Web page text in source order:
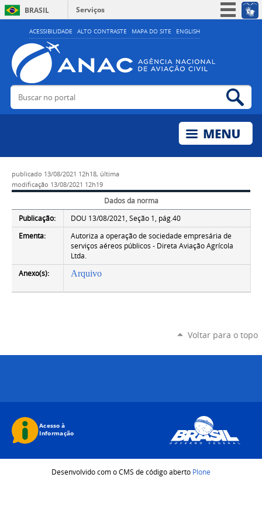
ACESSIBILIDADE ALTO CONTRASTE MAPA DO SITE ENGLISH
BRASIL
Serviços
Simplifique!
Acesso à informação
Legislação
Buscar no portal
publicado 13/08/2021 12h18, última
modificação 13/08/2021 12h19
Dados da norma
Publicação:
DOU 13/08/2021, Seção 1, pág.40
Ementa:
Autoriza a operação de sociedade empresária de
serviços aéreos públicos - Direta Aviação Agrícola
Ltda.
Anexo(s):
Arquivo
Voltar para o topo
Desenvolvido com o CMS de código aberto Plone